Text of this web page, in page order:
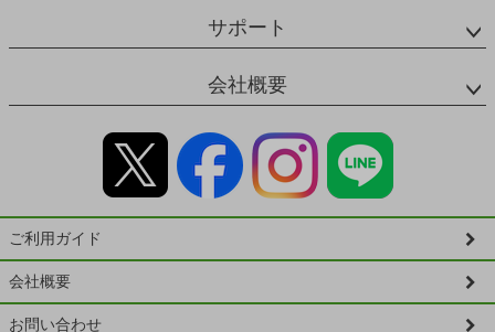
サポート
会社概要
ご利用ガイド
会社概要
お問い合わせ